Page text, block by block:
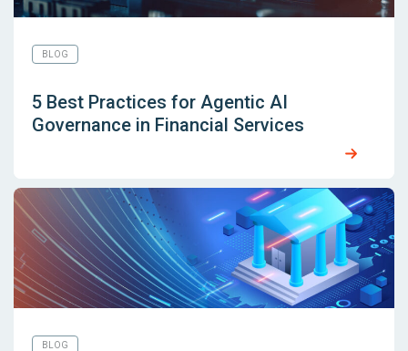
BLOG
5 Best Practices for Agentic AI
Governance in Financial Services
BLOG